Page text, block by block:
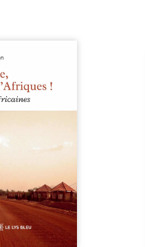
d’Afriques !
poétique et
paysages, aux
aux émotions
continent en
entre
– la pluie à
le baobab de
aux portraits
Thomas Sankara,
Dicko, le Vieux
partage des
instantanés ...